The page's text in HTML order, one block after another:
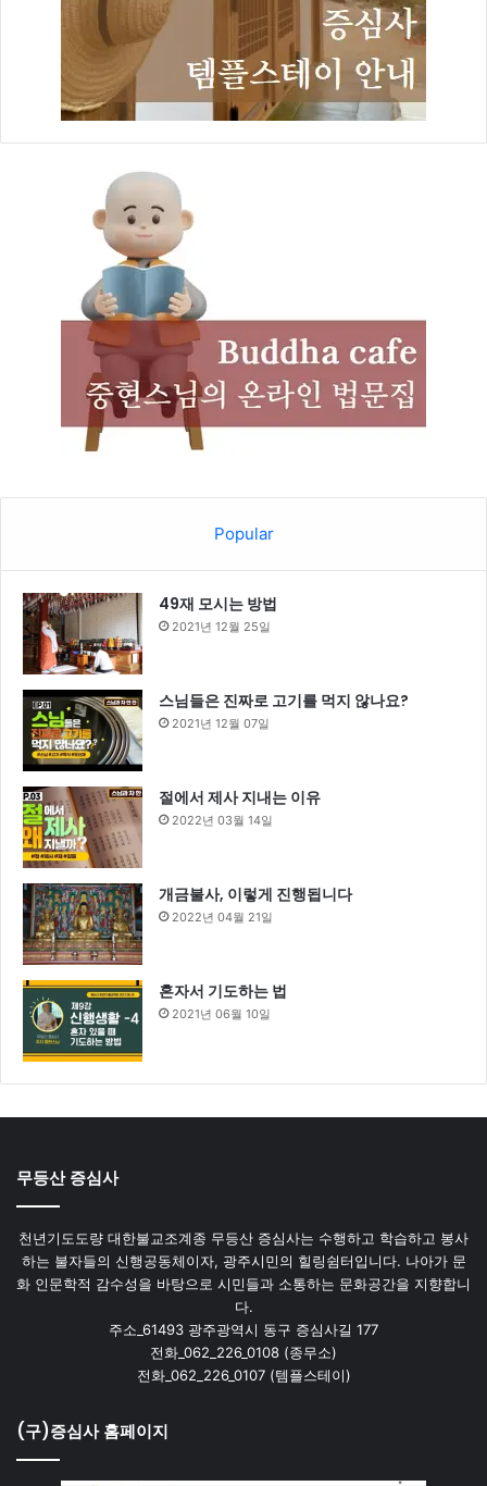
Popular
49재 모시는 방법
2021년 12월 25일
스님들은 진짜로 고기를 먹지 않나요?
2021년 12월 07일
절에서 제사 지내는 이유
2022년 03월 14일
개금불사, 이렇게 진행됩니다
2022년 04월 21일
혼자서 기도하는 법
2021년 06월 10일
무등산 증심사
천년기도도량 대한불교조계종 무등산 증심사는 수행하고 학습하고 봉사
하는 불자들의 신행공동체이자, 광주시민의 힐링쉼터입니다. 나아가 문
화 인문학적 감수성을 바탕으로 시민들과 소통하는 문화공간을 지향합니
다.
주소_61493 광주광역시 동구 증심사길 177
전화_062_226_0108 (종무소)
전화_062_226_0107 (템플스테이)
(구)증심사 홈페이지